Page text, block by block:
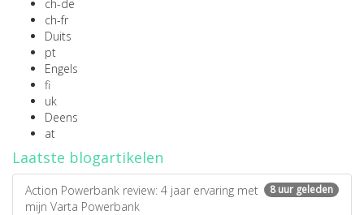
ch-de
ch-fr
Duits
pt
Engels
fi
uk
Deens
at
Laatste blogartikelen
8 uur geleden
Action Powerbank review: 4 jaar ervaring met
mijn Varta Powerbank